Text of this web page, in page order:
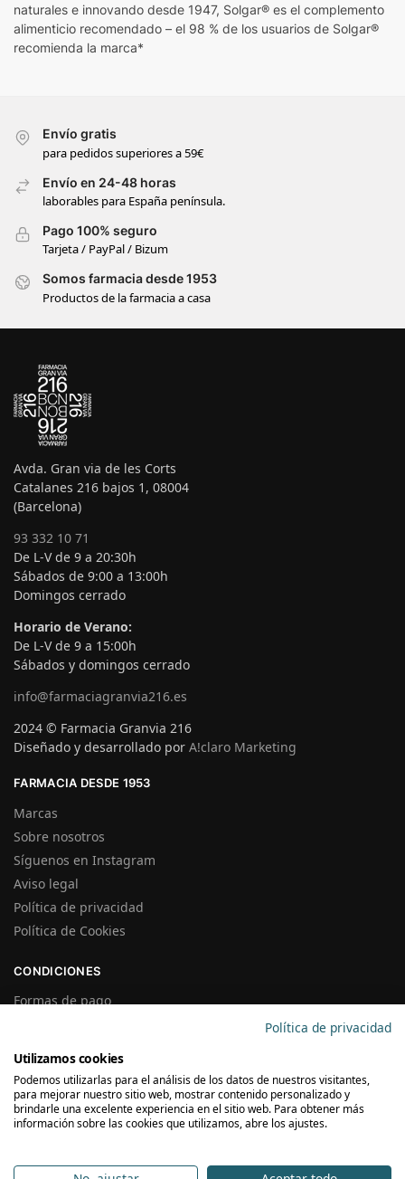
naturales e innovando desde 1947, Solgar® es el complemento
alimenticio recomendado – el 98 % de los usuarios de Solgar®
recomienda la marca*
Envío gratis
para pedidos superiores a 59€
Envío en 24-48 horas
laborables para España península.
Pago 100% seguro
Tarjeta / PayPal / Bizum
Somos farmacia desde 1953
Productos de la farmacia a casa
Avda. Gran via de les Corts
Catalanes 216 bajos 1, 08004
(Barcelona)
93 332 10 71
De L-V de 9 a 20:30h
Sábados de 9:00 a 13:00h
Domingos cerrado
Horario de Verano:
De L-V de 9 a 15:00h
Sábados y domingos cerrado
info@farmaciagranvia216.es
2024 © Farmacia Granvia 216
Diseñado y desarrollado por A!claro Marketing
FARMACIA DESDE 1953
Marcas
Sobre nosotros
Síguenos en Instagram
Aviso legal
Política de privacidad
Política de Cookies
CONDICIONES
Formas de pago
Precios y Disponibilidad
Garantías y Devoluciones
SUSCRÍBETE A LA NEWSLETTER
Política de privacidad
Utilizamos cookies
Podemos utilizarlas para el análisis de los datos de nuestros visitantes,
para mejorar nuestro sitio web, mostrar contenido personalizado y
brindarle una excelente experiencia en el sitio web. Para obtener más
información sobre las cookies que utilizamos, abre los ajustes.